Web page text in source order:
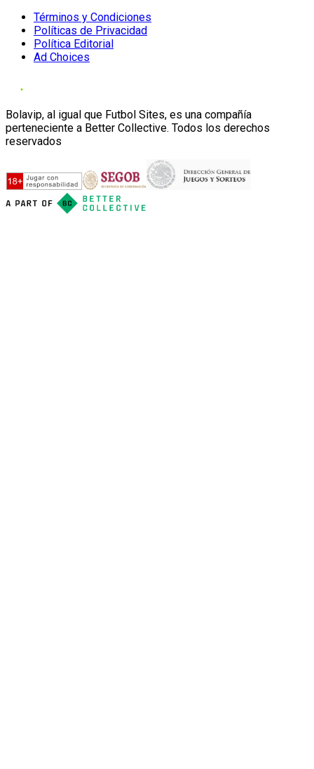
Términos y Condiciones
Políticas de Privacidad
Política Editorial
Ad Choices
Bolavip, al igual que Futbol Sites, es una compañía
perteneciente a Better Collective. Todos los derechos
reservados